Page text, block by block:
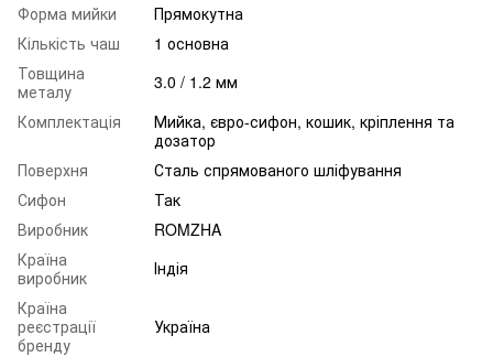
Форма мийки
Прямокутна
Кількість чаш
1 основна
Товщина
металу
3.0 / 1.2 мм
Комплектація
Мийка, євро-сифон, кошик, кріплення та
дозатор
Поверхня
Сталь спрямованого шліфування
Сифон
Так
Виробник
ROMZHA
Країна
виробник
Індія
Країна
реєстрації
бренду
Україна